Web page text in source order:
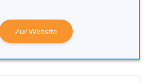
Zur Website